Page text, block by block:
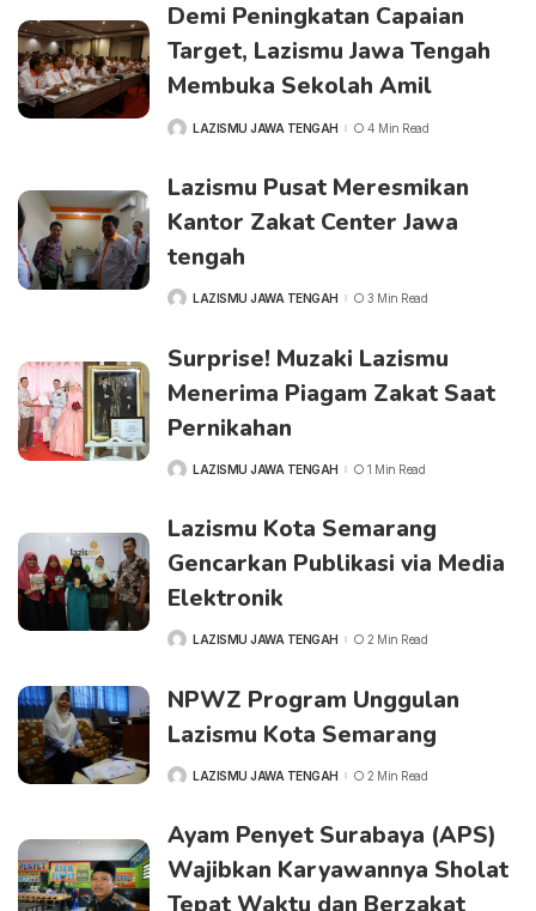
Demi Peningkatan Capaian
Target, Lazismu Jawa Tengah
Membuka Sekolah Amil
POSTEDLAZISMU JAWA TENGAH 4 Min Read
Lazismu Pusat Meresmikan
Kantor Zakat Center Jawa
tengah
POSTEDLAZISMU JAWA TENGAH 3 Min Read
Surprise! Muzaki Lazismu
Menerima Piagam Zakat Saat
Pernikahan
POSTEDLAZISMU JAWA TENGAH 1 Min Read
Lazismu Kota Semarang
Gencarkan Publikasi via Media
Elektronik
POSTEDLAZISMU JAWA TENGAH 2 Min Read
NPWZ Program Unggulan
Lazismu Kota Semarang
POSTEDLAZISMU JAWA TENGAH 2 Min Read
Ayam Penyet Surabaya (APS)
Wajibkan Karyawannya Sholat